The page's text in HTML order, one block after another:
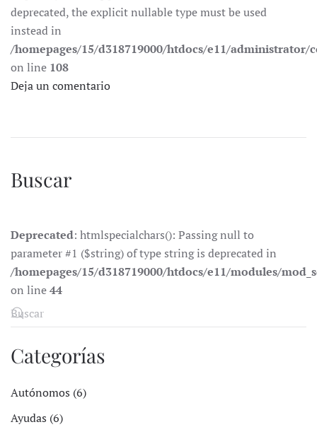
deprecated, the explicit nullable type must be used
instead in
/homepages/15/d318719000/htdocs/e11/
on line 108
Deja un comentario
Buscar
Deprecated: htmlspecialchars(): Passing null to
parameter #1 ($string) of type string is deprecated in
/homepages/15/d318719000/htdocs/e11/modules/
on line44
Categorías
Autónomos (6)
Ayudas (6)